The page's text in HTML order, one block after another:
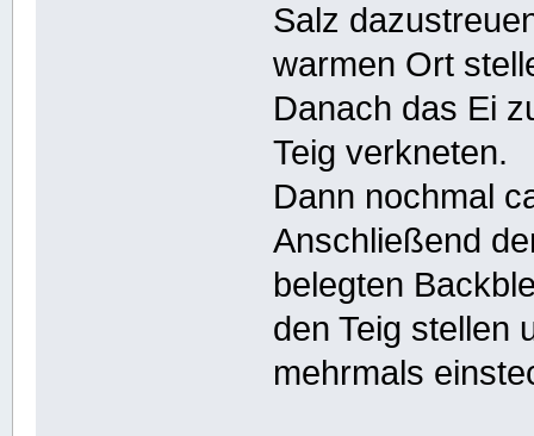
Salz
warmen Ort
Danach das Ei
Teig verkneten.
Dann nochmal
Anschließend
belegten
den Teig stellen
mehrmals